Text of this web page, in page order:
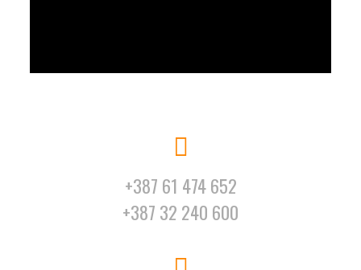
+387 61 474 652
+387 32 240 600